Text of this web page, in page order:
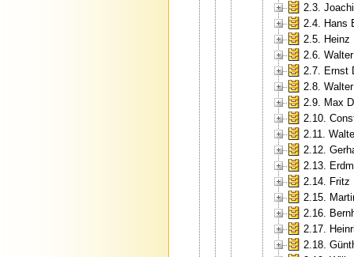
2.3.
2.4. Hans
2.5. Heinz
2.6.
2.7. Ernst
2.8.
2.9. Max
2.10.
2.11.
2.12.
2.13.
2.14. Fritz
2.15.
2.16.
2.17.
2.18.